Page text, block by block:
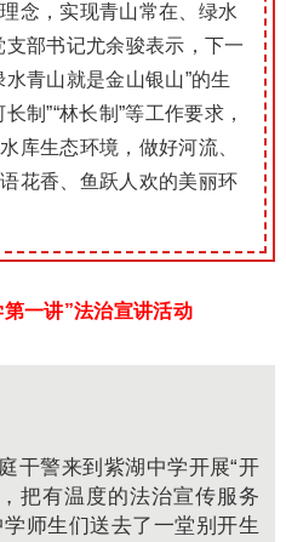
念，实现青山常在、绿水
部书记尤余骏表示，下一
青山就是金山银山”的生
制”“林长制”等工作要求，
库生态环境，做好河流、
花香、鱼跃人欢的美丽环
一讲”法治宣讲活动
干警来到紫湖中学开展“开
把有温度的法治宣传服务
师生们送去了一堂别开生